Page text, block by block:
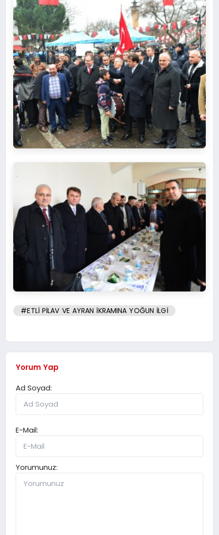
#ETLİ PİLAV VE AYRAN İKRAMINA YOĞUN İLGİ
Yorum Yap
Ad Soyad:
E-Mail:
Yorumunuz: